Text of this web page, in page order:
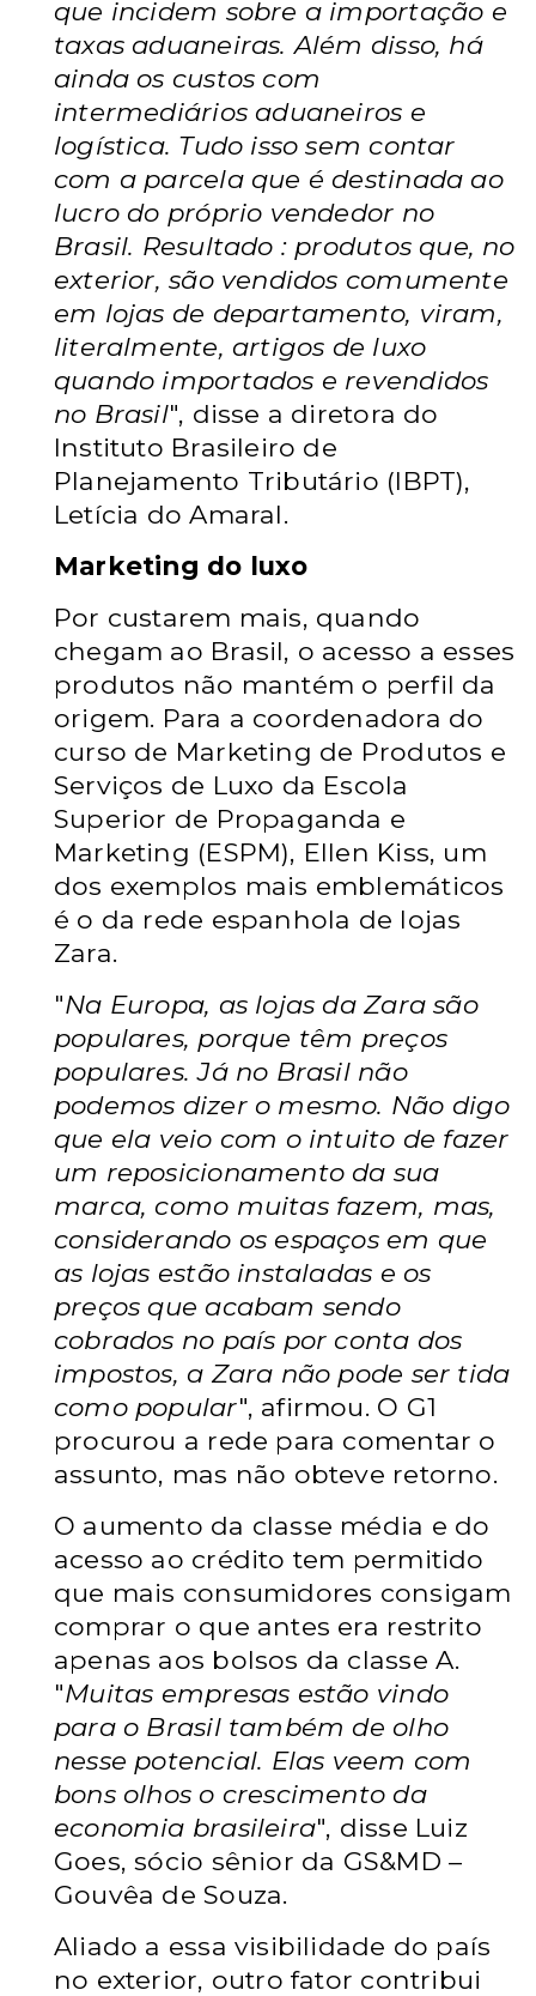
que incidem sobre a importação e
taxas aduaneiras. Além disso, há
ainda os custos com
intermediários aduaneiros e
logística. Tudo isso sem contar
com a parcela que é destinada ao
lucro do próprio vendedor no
Brasil. Resultado : produtos que, no
exterior, são vendidos comumente
em lojas de departamento, viram,
literalmente, artigos de luxo
quando importados e revendidos
no Brasil", disse a diretora do
Instituto Brasileiro de
Planejamento Tributário (IBPT),
Letícia do Amaral.
Marketing do luxo
Por custarem mais, quando
chegam ao Brasil, o acesso a esses
produtos não mantém o perfil da
origem. Para a coordenadora do
curso de Marketing de Produtos e
Serviços de Luxo da Escola
Superior de Propaganda e
Marketing (ESPM), Ellen Kiss, um
dos exemplos mais emblemáticos
é o da rede espanhola de lojas
Zara.
"Na Europa, as lojas da Zara são
populares, porque têm preços
populares. Já no Brasil não
podemos dizer o mesmo. Não digo
que ela veio com o intuito de fazer
um reposicionamento da sua
marca, como muitas fazem, mas,
considerando os espaços em que
as lojas estão instaladas e os
preços que acabam sendo
cobrados no país por conta dos
impostos, a Zara não pode ser tida
como popular", afirmou. O G1
procurou a rede para comentar o
assunto, mas não obteve retorno.
O aumento da classe média e do
acesso ao crédito tem permitido
que mais consumidores consigam
comprar o que antes era restrito
apenas aos bolsos da classe A.
"Muitas empresas estão vindo
para o Brasil também de olho
nesse potencial. Elas veem com
bons olhos o crescimento da
economia brasileira", disse Luiz
Goes, sócio sênior da GS&MD –
Gouvêa de Souza.
Aliado a essa visibilidade do país
no exterior, outro fator contribui